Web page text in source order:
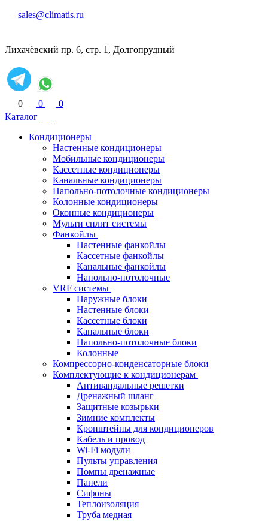
sales@climatis.ru
Лихачёвский пр. 6, стр. 1, Долгопрудный
0 0
0
Каталог
Кондиционеры
Настенные кондиционеры
Мобильные кондиционеры
Кассетные кондиционеры
Канальные кондиционеры
Напольно-потолочные кондиционеры
Колонные кондиционеры
Оконные кондиционеры
Мульти сплит системы
Фанкойлы
Настенные фанкойлы
Кассетные фанкойлы
Канальные фанкойлы
Напольно-потолочные
VRF системы
Наружные блоки
Настенные блоки
Кассетные блоки
Канальные блоки
Напольно-потолочные блоки
Колонные
Компрессорно-конденсаторные блоки
Комплектующие к кондиционерам
Антивандальные решетки
Дренажный шланг
Защитные козырьки
Зимние комплекты
Кронштейны для кондиционеров
Кабель и провод
Wi-Fi модули
Пульты управления
Помпы дренажные
Панели
Сифоны
Теплоизоляция
Труба медная